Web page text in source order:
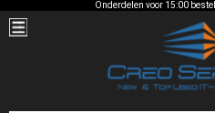
Onderdelen voor 15:00